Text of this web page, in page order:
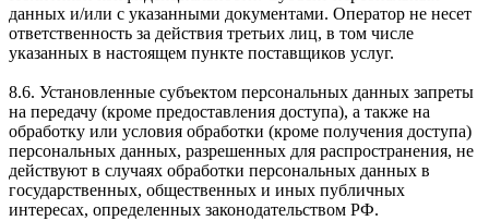
данных и/или с указанными документами. Оператор не несет
ответственность за действия третьих лиц, в том числе
указанных в настоящем пункте поставщиков услуг.
8.6. Установленные субъектом персональных данных запреты
на передачу (кроме предоставления доступа), а также на
обработку или условия обработки (кроме получения доступа)
персональных данных, разрешенных для распространения, не
действуют в случаях обработки персональных данных в
государственных, общественных и иных публичных
интересах, определенных законодательством РФ.